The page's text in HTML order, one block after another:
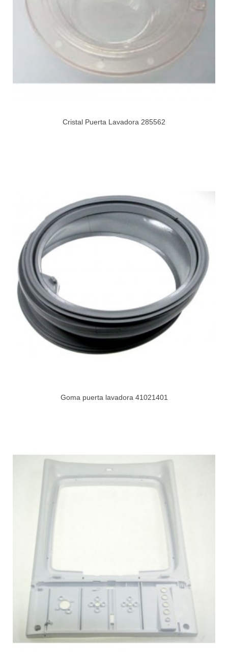
Cristal Puerta Lavadora 285562
Goma puerta lavadora 41021401